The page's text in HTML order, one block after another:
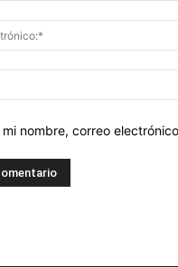
mi nombre, correo